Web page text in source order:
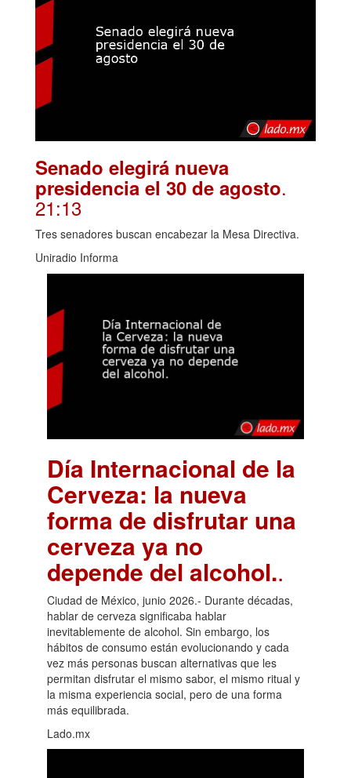
Senado elegirá nueva
presidencia el 30 de agosto.
21:13
Tres senadores buscan encabezar la Mesa Directiva.
Uniradio Informa
Día Internacional de la
Cerveza: la nueva
forma de disfrutar una
cerveza ya no
depende del alcohol..
Ciudad de México, junio 2026.- Durante décadas,
hablar de cerveza significaba hablar
inevitablemente de alcohol. Sin embargo, los
hábitos de consumo están evolucionando y cada
vez más personas buscan alternativas que les
permitan disfrutar el mismo sabor, el mismo ritual y
la misma experiencia social, pero de una forma
más equilibrada.
Lado.mx